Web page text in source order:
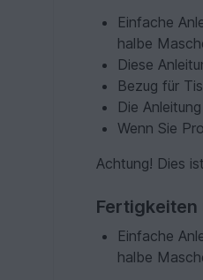
Einfache
halbe
Diese
Bezug für
Die
Wenn Sie
Achtung! Dies
Fertigkeiten
Einfache
halbe